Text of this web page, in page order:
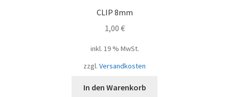
CLIP 8mm
1,00 €
inkl. 19 % MwSt.
zzgl. Versandkosten
In den Warenkorb